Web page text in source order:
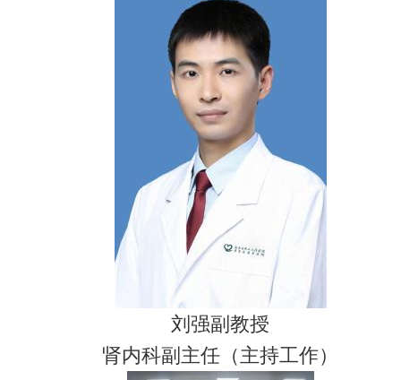
刘强副教授
肾内科副主任（主持工作）